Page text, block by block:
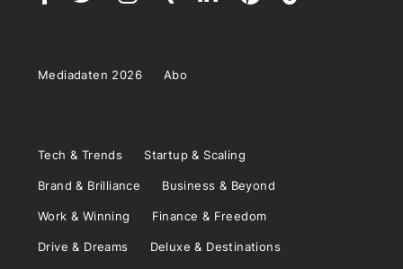
Mediadaten 2026 Abo
Tech & Trends Startup & Scaling
Brand & Brilliance Business & Beyond
Work & Winning Finance & Freedom
Drive & Dreams Deluxe & Destinations